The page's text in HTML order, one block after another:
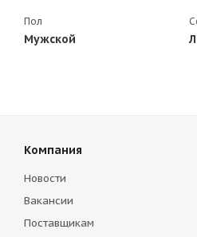
Пол
Мужской
Компания
Новости
Вакансии
Поставщикам